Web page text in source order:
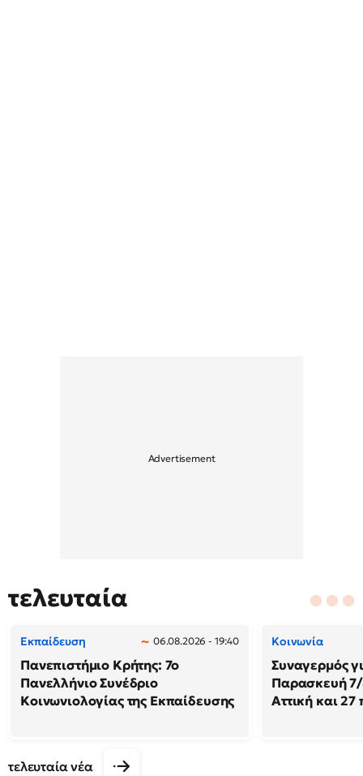
τελευταία
Εκπαίδευση 06.08.2026 - 19:40
Πανεπιστήμιο Κρήτης: 7ο
Πανελλήνιο Συνέδριο
Κοινωνιολογίας της Εκπαίδευσης
Κοινωνία
Συναγερμός
Παρασκευή 7/
Αττική και 27
τελευταία νέα